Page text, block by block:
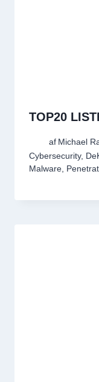
TOP20
af Michael
Cybersecurity,
Malware